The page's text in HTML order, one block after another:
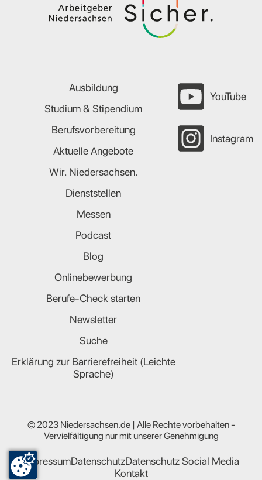
Ausbildung
Studium & Stipendium
Berufsvorbereitung
Aktuelle Angebote
Wir. Niedersachsen.
Dienststellen
Messen
Podcast
Blog
Onlinebewerbung
Berufe-Check starten
Newsletter
Suche
Erklärung zur Barrierefreiheit (Leichte
Sprache)
YouTube
Instagram
© 2023 Niedersachsen.de | Alle Rechte vorbehalten -
Vervielfältigung nur mit unserer Genehmigung
ImpressumDatenschutzDatenschutz Social Media
Kontakt